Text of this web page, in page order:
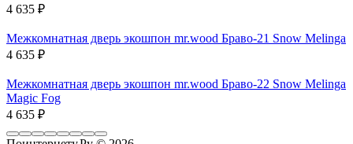
4 635 ₽
Межкомнатная дверь экошпон mr.wood Браво-21 Snow Melinga
4 635 ₽
Межкомнатная дверь экошпон mr.wood Браво-22 Snow Melinga
Magic Fog
4 635 ₽